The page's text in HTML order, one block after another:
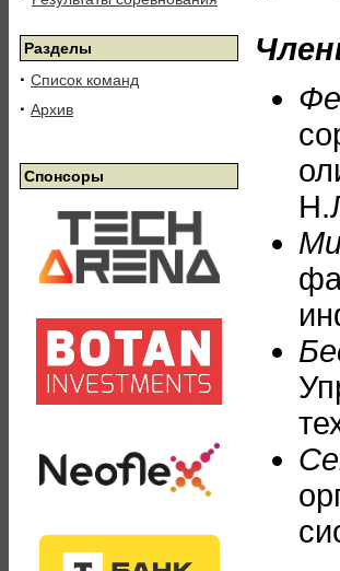
Разделы
· Список команд
· Архив
Спонсоры